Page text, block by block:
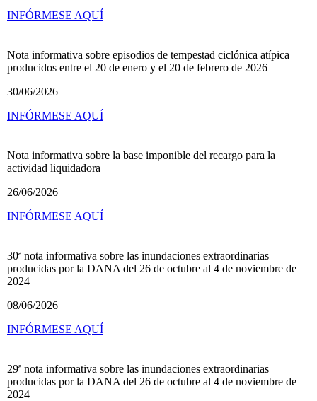
INFÓRMESE AQUÍ
Nota informativa sobre episodios de tempestad ciclónica atípica
producidos entre el 20 de enero y el 20 de febrero de 2026
30/06/2026
INFÓRMESE AQUÍ
Nota informativa sobre la base imponible del recargo para la
actividad liquidadora
26/06/2026
INFÓRMESE AQUÍ
30ª nota informativa sobre las inundaciones extraordinarias
producidas por la DANA del 26 de octubre al 4 de noviembre de
2024
08/06/2026
INFÓRMESE AQUÍ
29ª nota informativa sobre las inundaciones extraordinarias
producidas por la DANA del 26 de octubre al 4 de noviembre de
2024